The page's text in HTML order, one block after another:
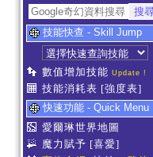
技能快查 - Skill Jump
數值增加技能 Update !
技能消耗表 [強度表]
快速功能 - Quick Menu
愛爾琳世界地圖
魔力賦予 [喜愛]